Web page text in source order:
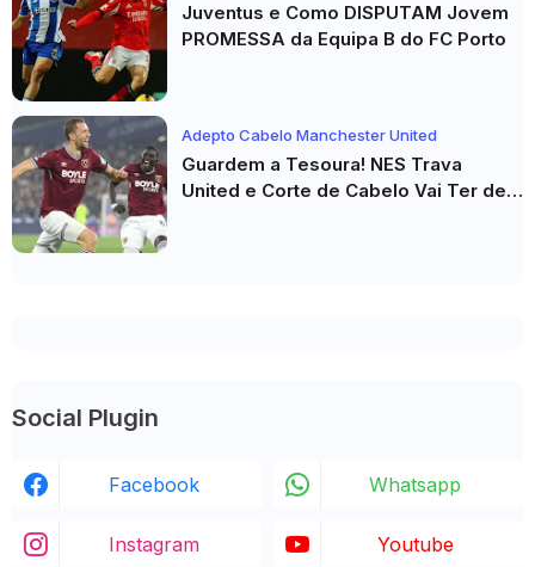
Juventus e Como DISPUTAM Jovem
PROMESSA da Equipa B do FC Porto
Adepto Cabelo Manchester United
Guardem a Tesoura! NES Trava
United e Corte de Cabelo Vai Ter de
Social Plugin
Facebook Whatsapp
Instagram Youtube